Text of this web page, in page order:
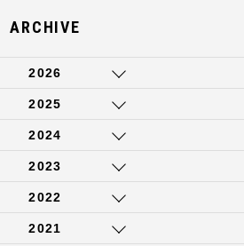
ARCHIVE
2026
2025
2024
2023
2022
2021